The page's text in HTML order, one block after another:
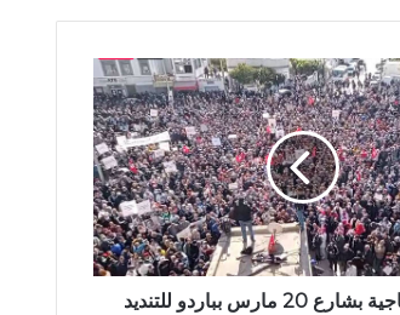
وقفة احتجاجية بشارع 20 مارس بباردو للتنديد